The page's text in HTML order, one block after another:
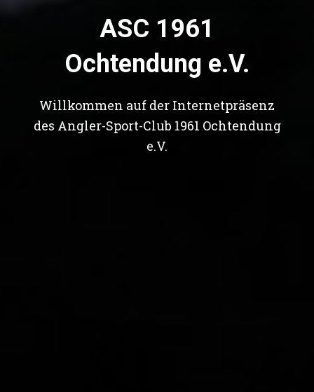
ASC 1961
Ochtendung e.V.
Willkommen auf der Internetpräsenz
des Angler-Sport-Club 1961 Ochtendung
e.V.